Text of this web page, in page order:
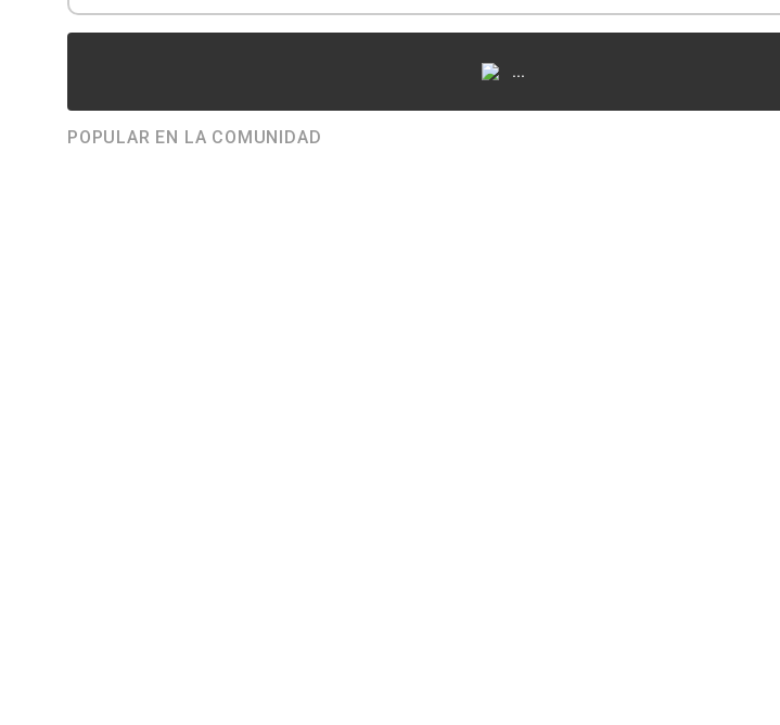
...
POPULAR EN LA COMUNIDAD